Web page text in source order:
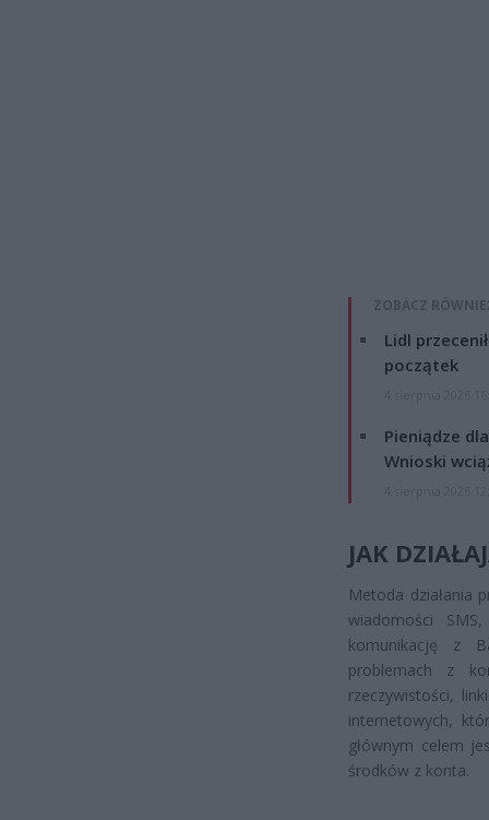
ZOBACZ
Lidl
początek
Pieniądze
Wnioski
JAK
Metoda działania
wiadomości
komunikację z
problemach z
rzeczywistości,
internetowych,
głównym celem
środków z konta.